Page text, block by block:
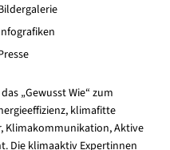
„Gewusst Wie“ zum
klimafitte
Klimakommunikation, Aktive
Die klimaaktiv Expertinnen